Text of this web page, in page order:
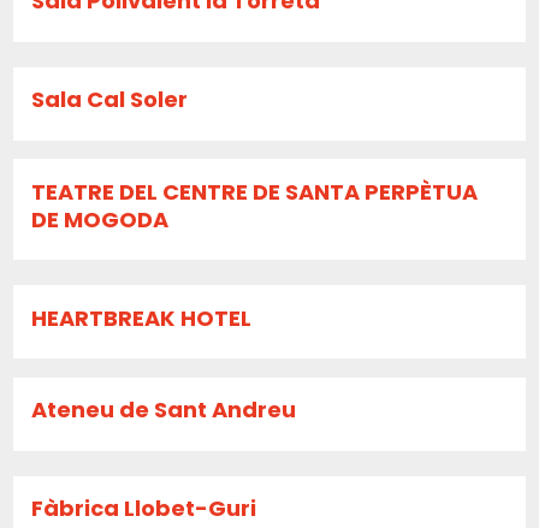
Sala Cal Soler
TEATRE DEL CENTRE DE SANTA PERPÈTUA
DE MOGODA
HEARTBREAK HOTEL
Ateneu de Sant Andreu
Fàbrica Llobet-Guri